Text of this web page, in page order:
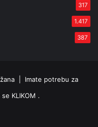
317
1.417
387
| Imate potrebu za
KLIKOM .